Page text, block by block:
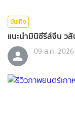
บันเทิง
แนะนำมินิซีรีส์จีน ว
09 ส.ค. 2026